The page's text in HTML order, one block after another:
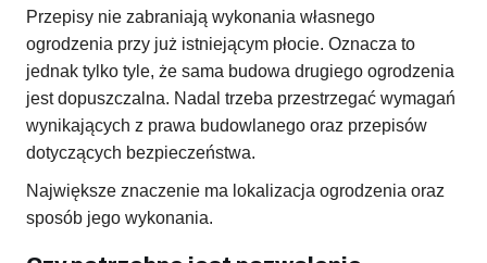
Przepisy nie zabraniają wykonania własnego
ogrodzenia przy już istniejącym płocie. Oznacza to
jednak tylko tyle, że sama budowa drugiego ogrodzenia
jest dopuszczalna. Nadal trzeba przestrzegać wymagań
wynikających z prawa budowlanego oraz przepisów
dotyczących bezpieczeństwa.
Największe znaczenie ma lokalizacja ogrodzenia oraz
sposób jego wykonania.